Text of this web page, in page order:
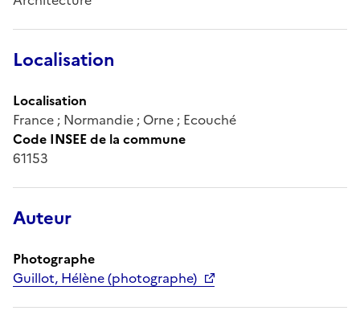
Localisation
Localisation
France ; Normandie ; Orne ; Ecouché
Code INSEE de la commune
61153
Auteur
Photographe
Guillot, Hélène (photographe)